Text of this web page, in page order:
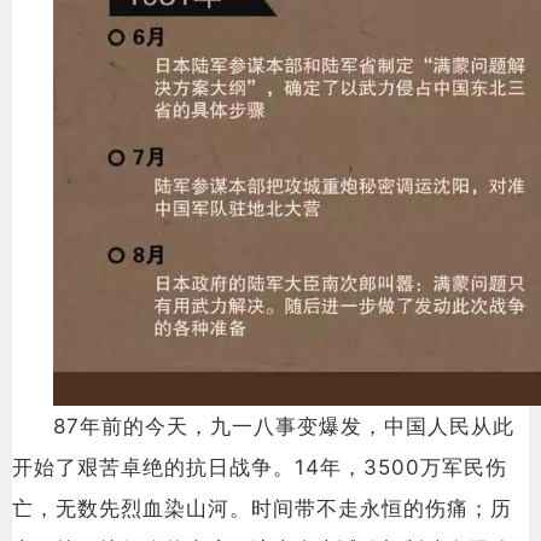
87年前的今天， 九一八事变爆发， 中国人民从此
开始了艰苦卓绝的抗日战争。14年，3500万军民伤
亡，无数先烈血染山河。时间带不走永恒的伤痛；历